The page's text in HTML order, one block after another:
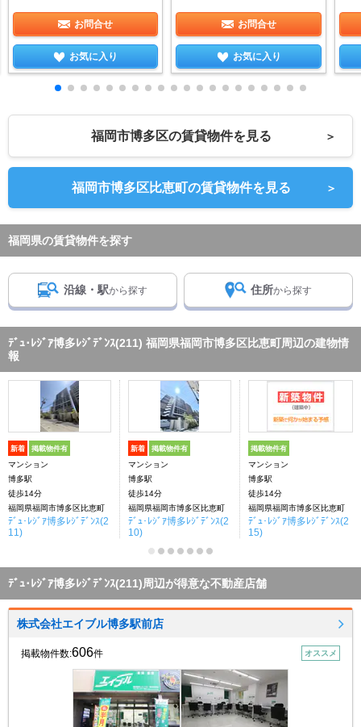
お問合せ
お気に入り
お問合せ
お気に入り
福岡市博多区の賃貸物件を見る ＞
福岡市博多区比恵町の賃貸物件を見る ＞
福岡県の賃貸物件を探す
沿線・駅から探す 住所から探す
ﾃﾞｭ･ﾚｼﾞｱ博多ﾚｼﾞﾃﾞﾝｽ(211) 福岡県福岡市博多区比恵町周辺の建物情
報
新着 掲載物件有
マンション
博多駅
徒歩14分
福岡県福岡市博多区比恵町
ﾃﾞｭ･ﾚｼﾞｱ博多ﾚｼﾞﾃﾞﾝｽ(2
11)
新着 掲載物件有
マンション
博多駅
徒歩14分
福岡県福岡市博多区比恵町
ﾃﾞｭ･ﾚｼﾞｱ博多ﾚｼﾞﾃﾞﾝｽ(2
10)
掲載物件有
マンション
博多駅
徒歩14分
福岡県福岡市博多区比恵町
ﾃﾞｭ･ﾚｼﾞｱ博多ﾚｼﾞﾃﾞﾝｽ(2
15)
ﾃﾞｭ･ﾚｼﾞｱ博多ﾚｼﾞﾃﾞﾝｽ(211)周辺が得意な不動産店舗
株式会社エイブル博多駅前店
掲載物件数:606件 オススメ